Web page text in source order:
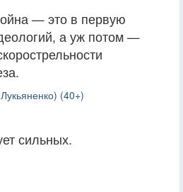
— это в первую
а уж потом —
(40+)
сильных.